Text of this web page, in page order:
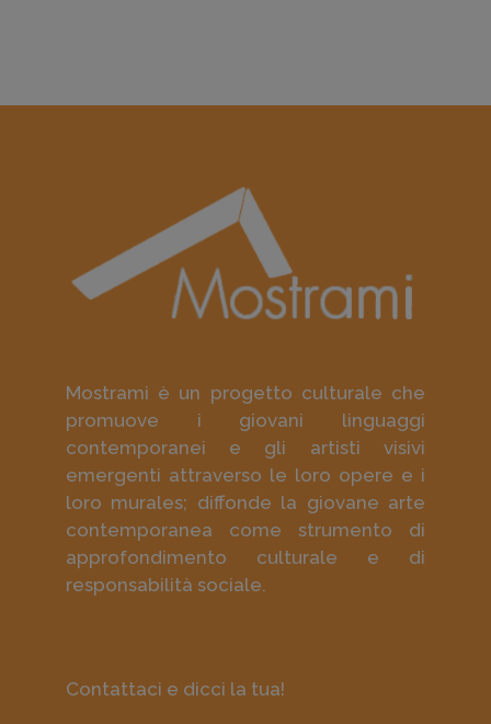
Mostrami è un progetto culturale che
promuove i giovani linguaggi
contemporanei e gli artisti visivi
emergenti attraverso le loro opere e i
loro murales; diffonde la giovane arte
contemporanea come strumento di
approfondimento culturale e di
responsabilità sociale.
Contattaci e dicci la tua!